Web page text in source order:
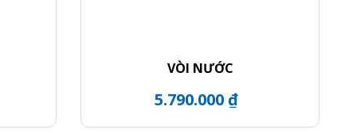
VÒI NƯỚC
5.790.000 ₫